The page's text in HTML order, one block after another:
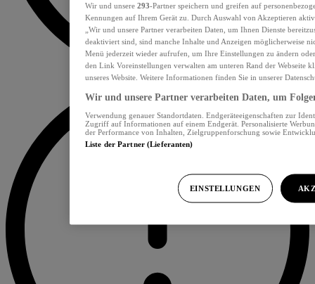
Wir und unsere 293-Partner speichern und greifen auf
Kennungen auf Ihrem Gerät zu. Durch Auswahl von Akzeptieren
„Wir und unsere Partner verarbeiten Daten, um Ihnen Dienste
deaktiviert sind, sind manche Inhalte und Anzeigen möglicherweise
Menü jederzeit wieder aufrufen, um Ihre Einstellungen zu ändern
den Link Voreinstellungen verwalten am unteren Rand der Webseite
unseres Website. Weitere Informationen finden Sie in unserer
Wir und unsere Partner verarbeiten Daten, um
Verwendung genauer Standortdaten. Endgeräteeigenschaften zur
Zugriff auf Informationen auf einem Endgerät. Personalisierte
der Performance von Inhalten, Zielgruppenforschung sowie
Liste der Partner (Lieferanten)
EINSTELLUNGEN